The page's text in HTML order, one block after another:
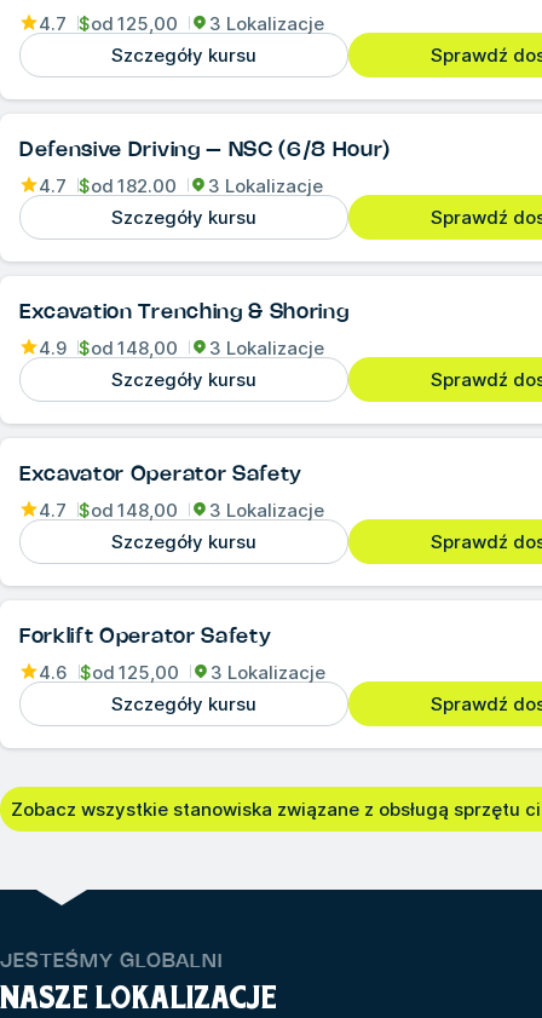
4.7 $od 125,00
3 Lokalizacje
Szczegóły kursu
Sprawdź
Defensive Driving – NSC (6/8 Hour)
4.7 $od 182.00
3 Lokalizacje
Szczegóły kursu
Sprawdź
Excavation Trenching & Shoring
4.9 $od 148,00
3 Lokalizacje
Szczegóły kursu
Sprawdź
Excavator Operator Safety
4.7 $od 148,00
3 Lokalizacje
Szczegóły kursu
Sprawdź
Forklift Operator Safety
4.6 $od 125,00
3 Lokalizacje
Szczegóły kursu
Sprawdź
Zobacz wszystkie stanowiska związane z obsługą sprzętu
JESTEŚMY GLOBALNI
NASZE LOKALIZACJE